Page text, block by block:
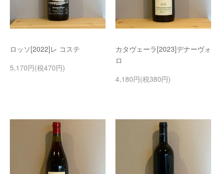
ロッソ[2022]レ コステ
5,170円(税470円)
カタヴェーラ[2023]デナーヴォ
ロ
4,180円(税380円)